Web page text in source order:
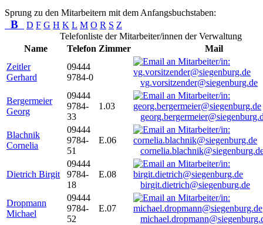
Sprung zu den Mitarbeitern mit dem Anfangsbuchstaben:
B D F G H K L M O R S Z
Telefonliste der Mitarbeiter/innen der Verwaltung
Name
Telefon Zimmer
Mail
Zeitler
Gerhard
09444
9784-0
vg.vorsitzender@siegenburg.de
Bergermeier
Georg
09444
9784-
33
1.03
Blachnik
Cornelia
09444
9784-
51
E.06
Dietrich Birgit
09444
9784-
18
E.08
birgit.dietrich@siegenburg.de
Dropmann
Michael
09444
9784-
52
E.07